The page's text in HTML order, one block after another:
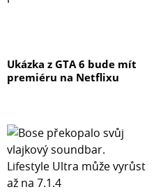
Ukázka z GTA 6 bude mít
premiéru na Netflixu